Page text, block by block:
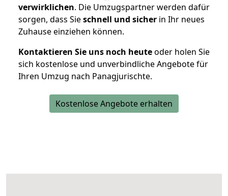
verwirklichen. Die Umzugspartner werden dafür
sorgen, dass Sieschnell und sicher in Ihr neues
Zuhause einziehen können.
Kontaktieren Sie uns noch heuteoder holen Sie
sich kostenlose und unverbindliche Angebote für
Ihren Umzug nach Panagjurischte.
Kostenlose Angebote erhalten